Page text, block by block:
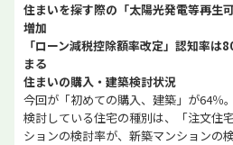
住まいを探す際の「太陽光発電等再生
増加
「ローン減税控除額率改定」認知率
まる
住まいの購入・建築検討状況
今回が「初めての購入、建築」が64％
検討している住宅の種別は、「注文住
ションの検討率が、新築マンションの